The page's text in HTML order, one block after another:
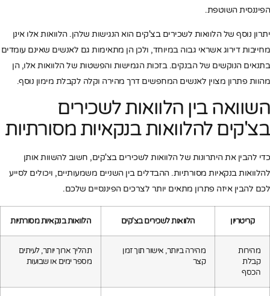
הפיננסית השוטפת.
יתרון נוסף של הלוואות לשכירים בצ'קים הוא הנגישות שלהן. הלוואות אלו אינן
מחייבות דירוג אשראי גבוה במיוחד, ולכן הן מתאימות גם לאנשים שאינם עומדים
בתנאים הנוקשים של הבנקים. בזכות הגמישות והפשטות של הלוואות אלו, הן
מהוות פתרון מצוין לאנשים המחפשים דרך מהירה וקלה לקבלת מימון נוסף.
השוואה בין הלוואות לשכירים
בצ'קים להלוואות בנקאיות מסורתיות
כדי להבין את היתרונות של הלוואות לשכירים בצ'קים, חשוב להשוות אותן
להלוואות בנקאיות מסורתיות. ההבדלים בין השניים משמעותיים, ויכולים לסייע
לכם להבין איזה פתרון מתאים יותר לצרכים הפיננסיים שלכם.
קריטריון הלוואות לשכירים בצ'קים הלוואות בנקאיות מסורתיות
מהירות
קבלת
הכסף
מהירה ביותר, אישור תוך זמן
קצר
תהליך ארוך יותר, לעיתים
מספר ימים או שבועות